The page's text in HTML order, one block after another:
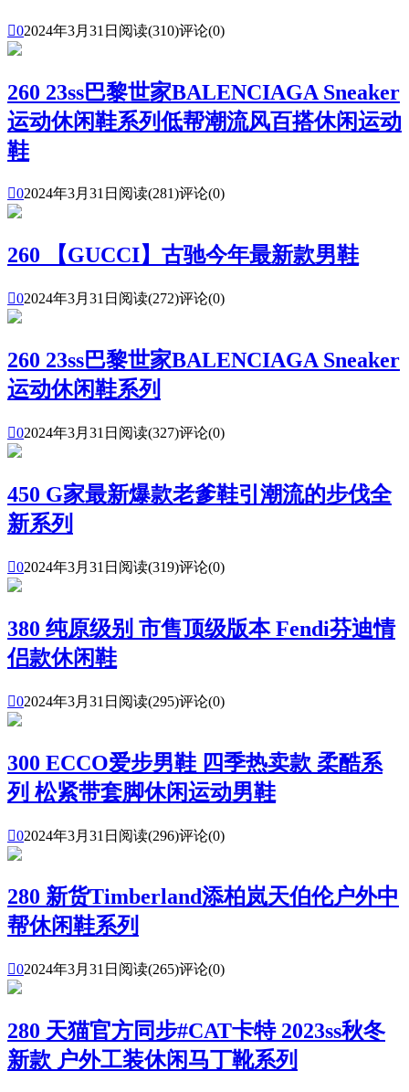
02024年3月31日 阅读(310)评论(0)
260 23ss巴黎世家BALENCIAGA Sneaker
运动休闲鞋系列低帮潮流风百搭休闲运动
鞋
02024年3月31日 阅读(281)评论(0)
260 【GUCCI】古驰今年最新款男鞋
02024年3月31日 阅读(272)评论(0)
260 23ss巴黎世家BALENCIAGA Sneaker
运动休闲鞋系列
02024年3月31日 阅读(327)评论(0)
450 G家最新爆款老爹鞋引潮流的步伐全
新系列
02024年3月31日 阅读(319)评论(0)
380 纯原级别 市售顶级版本 Fendi芬迪情
侣款休闲鞋
02024年3月31日 阅读(295)评论(0)
300 ECCO爱步男鞋 四季热卖款 柔酷系
列 松紧带套脚休闲运动男鞋
02024年3月31日 阅读(296)评论(0)
280 新货Timberland添柏岚天伯伦户外中
帮休闲鞋系列
02024年3月31日 阅读(265)评论(0)
280 天猫官方同步#CAT卡特 2023ss秋冬
新款 户外工装休闲马丁靴系列